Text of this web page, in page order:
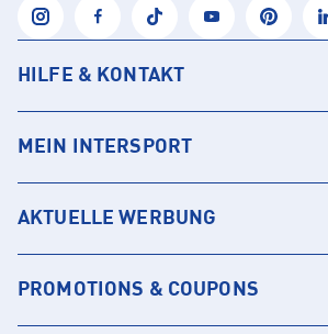
HILFE & KONTAKT
MEIN INTERSPORT
AKTUELLE WERBUNG
PROMOTIONS & COUPONS